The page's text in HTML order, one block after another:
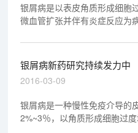
银屑病是以表皮角质形成细胞
微血管扩张并伴有炎症反应为
银屑病新药研究持续发力中
2016-03-09
银屑病是一种慢性免疫介导的
2%~3％，以角质形成细胞过